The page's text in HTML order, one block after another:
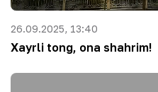
26.09.2025, 13:40
Xayrli tong, ona shahrim!